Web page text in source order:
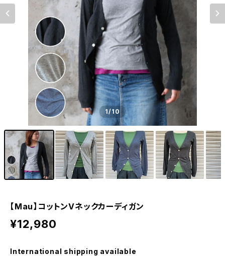
1/10
【Mau】コットンVネックカーディガン
¥12,980
International shipping available